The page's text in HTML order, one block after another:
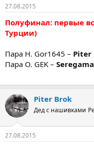
27.08.2015
Полуфинал: первые
Турции)
Пара Н. Gor1645 – Piter
Пара О. GEK –
Piter Brok
Дед с нашивками
27.08.2015